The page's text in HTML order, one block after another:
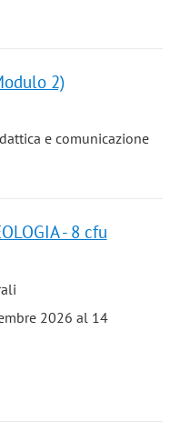
2)
e comunicazione
- 8 cfu
2026 al 14